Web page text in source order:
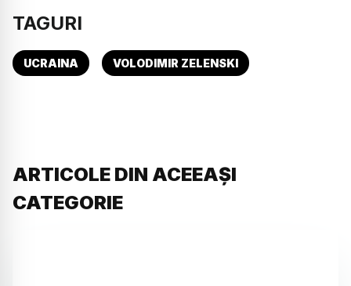
TAGURI
UCRAINA VOLODIMIR ZELENSKI
ARTICOLE DIN ACEEAȘI
CATEGORIE